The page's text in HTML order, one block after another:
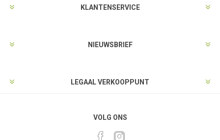
KLANTENSERVICE
NIEUWSBRIEF
LEGAAL VERKOOPPUNT
VOLG ONS